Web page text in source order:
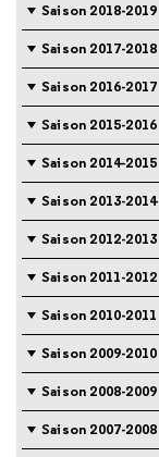
Saison 2018-2019
Saison 2017-2018
Saison 2016-2017
Saison 2015-2016
Saison 2014-2015
Saison 2013-2014
Saison 2012-2013
Saison 2011-2012
Saison 2010-2011
Saison 2009-2010
Saison 2008-2009
Saison 2007-2008